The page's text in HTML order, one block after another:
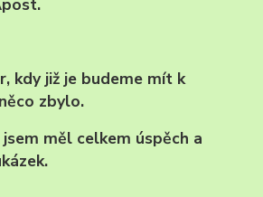
kdy již je budeme mít k
zbylo.
měl celkem úspěch a